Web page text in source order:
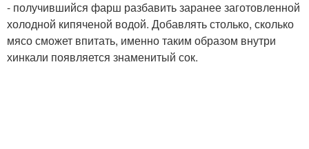
- получившийся фарш разбавить заранее заготовленной
холодной кипяченой водой. Добавлять столько, сколько
мясо сможет впитать, именно таким образом внутри
хинкали появляется знаменитый сок.